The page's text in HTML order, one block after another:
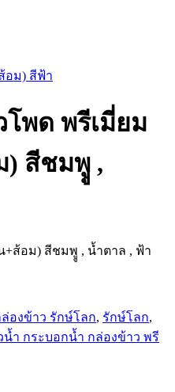
อม) สีฟ้า
พด พรีเมี่ยม
) สีชมพูู ,
ส้อม) สีชมพูู , น้ำตาล , ฟ้า
องข้าว รักษ์โลก, รักษ์โลก,
น้ำ กระบอกน้ำ กล่องข้าว พรี